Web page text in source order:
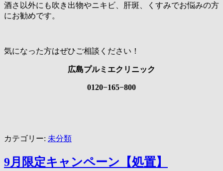
酒さ以外にも吹き出物やニキビ、肝斑、くすみでお悩みの方
にお勧めです。
気になった方はぜひご相談ください！
広島プルミエクリニック
0120−165−800
カテゴリー: 未分類
9月限定キャンペーン【処置】